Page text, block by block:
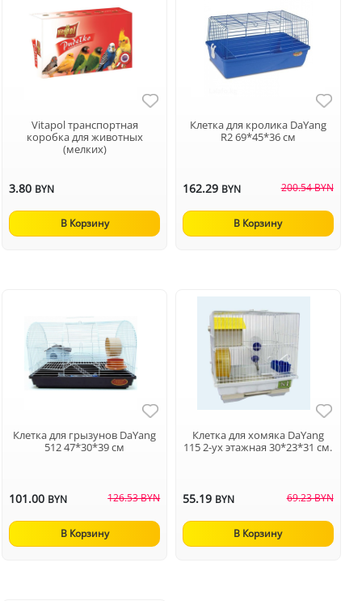
Vitapol транспортная
коробка для животных
(мелких)
3.80 BYN
В Корзину
Клетка для кролика DaYang
R2 69*45*36 см
162.29 BYN 200.54 BYN
В Корзину
Клетка для грызунов DaYang
512 47*30*39 см
101.00 BYN 126.53 BYN
В Корзину
Клетка для хомяка DaYang
115 2-ух этажная 30*23*31 см.
55.19 BYN 69.23 BYN
В Корзину